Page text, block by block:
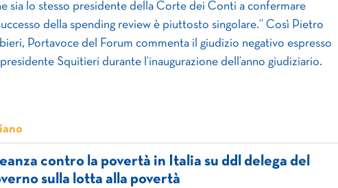
sia lo stesso presidente della Corte dei Conti a confermare
della spending review è piuttosto singolare.” Così Pietro
Portavoce del Forum commenta il giudizio negativo espresso
Squitieri durante l’inaugurazione dell’anno giudiziario.
contro la povertà in Italia su ddl delega del
sulla lotta alla povertà